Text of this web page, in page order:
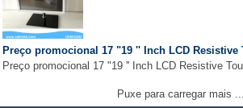
Preço promocional 17 "19 '' Inch LCD Resistive
Preço promocional 17 "19 '' Inch LCD Resistive
Puxe para carregar mais ...